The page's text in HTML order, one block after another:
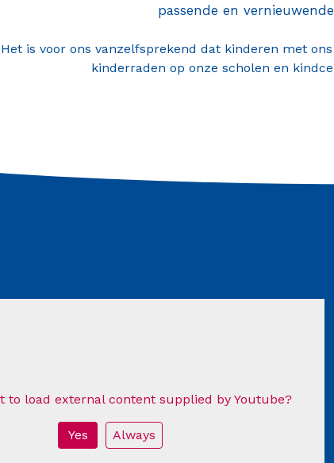
passende en
Het is voor ons vanzelfsprekend dat kinderen met
kinderraden op onze scholen en
to load external content supplied by Youtube?
Yes Always